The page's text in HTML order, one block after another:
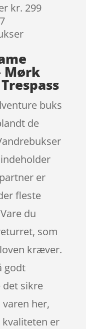
kr. 299
Mørk
buks
de
er
fleste
du
som
kræver.
godt
det sikre
her,
er